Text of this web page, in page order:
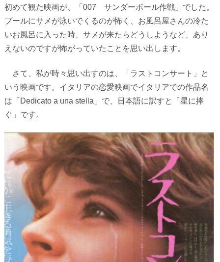
初めて観た映画が、「 007 サンダーボール作戦」でした。
プールにサメが泳いでくるのが怖く、お風呂屋さんの冷た
いお風呂に入った時、サメが来たらどうしようなど、あり
えないのですが怖がっていたことを思い出します。
さて、私が時々思い出すのは、「ラストコンサート」と
いう映画です。イタリアの恋愛映画でイタリアでの作品名
は「 Dedicato a una stella 」で、日本語に訳すと「星に捧
ぐ」です。